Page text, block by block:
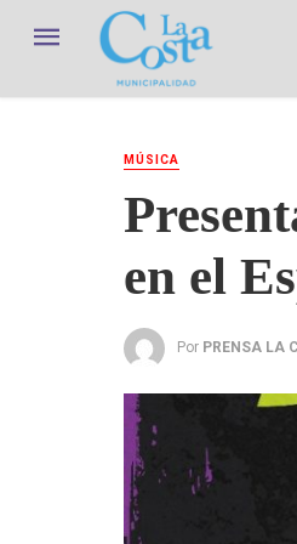
MÚSICA
en el
Por PRENSA LA